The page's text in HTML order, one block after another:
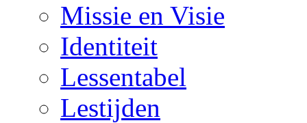
Missie en Visie
Identiteit
Lessentabel
Lestijden